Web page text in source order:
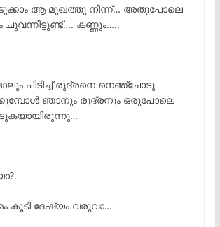
ആ മുഖത്തു നിന്ന്… അതുപോലെ
ചുവന്നിട്ടുണ്ട്…. കണ്ണും…..
പിടിച്ച് രുദ്രനെ നെഞ്ചോടു
ഞാനും രുദ്രനും ഒരുപോലെ
കൂടി ദേഷ്യം വരുവാ…